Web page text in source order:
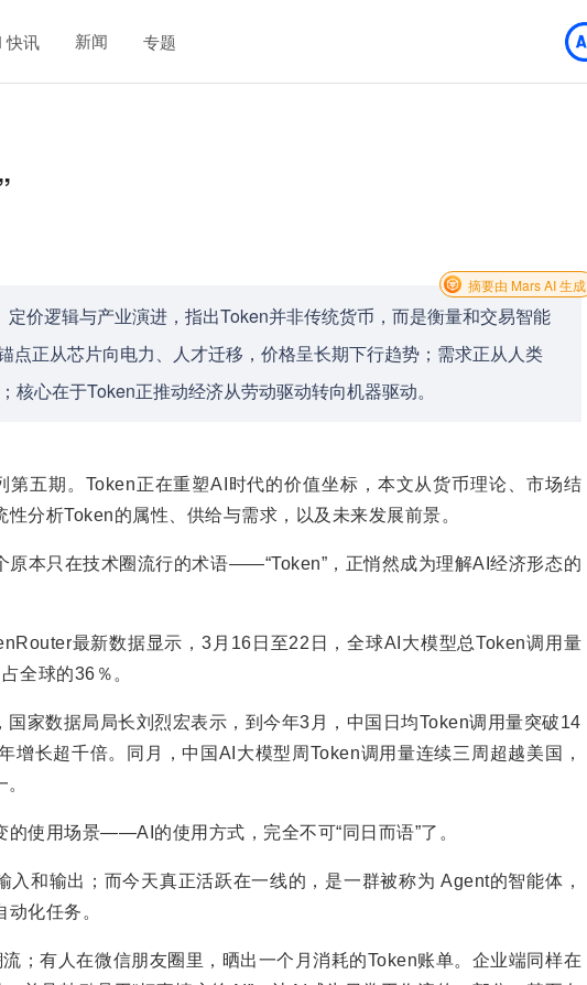
快讯 新闻 专题
价逻辑与产业演进，指出Token并非传统货币，而是衡量和交易智能
点正从芯片向电力、人才迁移，价格呈长期下行趋势；需求正从人类
核心在于Token正推动经济从劳动驱动转向机器驱动。
摘要由 Mars AI 生成
第五期。Token正在重塑AI时代的价值坐标，本文从货币理论、市场结
分析Token的属性、供给与需求，以及未来发展前景。
原本只在技术圈流行的术语——“Token”，正悄然成为理解AI经济形态的
最新数据显示，3月16日至22日，全球AI大模型总Token调用量
全球的36％。
国家数据局局长刘烈宏表示，到今年3月，中国日均Token调用量突破14
增长超千倍。同月，中国AI大模型周Token调用量连续三周超越美国，
使用场景——AI的使用方式，完全不可“同日而语”了。
和输出；而今天真正活跃在一线的，是一群被称为 Agent的智能体，
化任务。
；有人在微信朋友圈里，晒出一个月消耗的Token账单。企业端同样在